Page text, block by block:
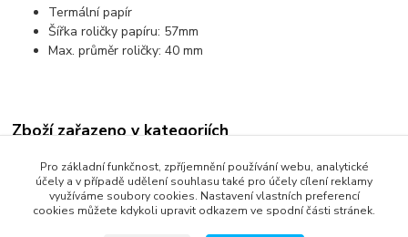
Termální papír
Šířka roličky papíru: 57mm
Max. průměr roličky: 40 mm
Zboží zařazeno v kategoriích
Elektronické registrační pokladny
Pro základní funkčnost, zpříjemnění používání webu, analytické
účely a v případě udělení souhlasu také pro účely cílení reklamy
využíváme soubory cookies. Nastavení vlastních preferencí
cookies můžete kdykoli upravit odkazem ve spodní části stránek.